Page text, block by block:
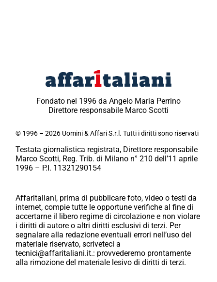
Fondato nel 1996 da Angelo Maria Perrino
Direttore responsabile Marco Scotti
© 1996 – 2026 Uomini & Affari S.r.l. Tutti i diritti sono riservati
Testata giornalistica registrata, Direttore responsabile
Marco Scotti, Reg. Trib. di Milano n° 210 dell’11 aprile
1996 – P.I. 11321290154
Affaritaliani, prima di pubblicare foto, video o testi da
internet, compie tutte le opportune verifiche al fine di
accertarne il libero regime di circolazione e non violare
i diritti di autore o altri diritti esclusivi di terzi. Per
segnalare alla redazione eventuali errori nell’uso del
materiale riservato, scriveteci a
tecnici@affaritaliani.it.: provvederemo prontamente
alla rimozione del materiale lesivo di diritti di terzi.